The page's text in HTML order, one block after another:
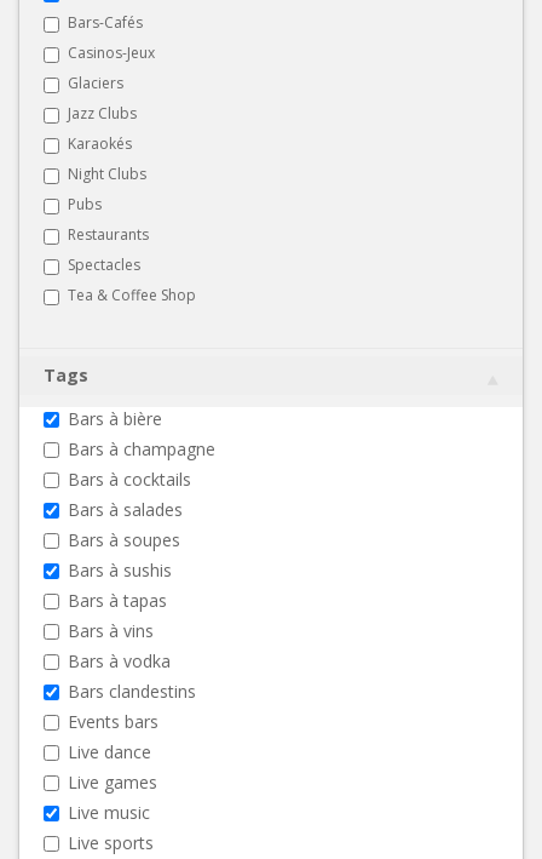
Bars-Cafés
Casinos-Jeux
Glaciers
Jazz Clubs
Karaokés
Night Clubs
Pubs
Restaurants
Spectacles
Tea & Coffee Shop
Tags
Bars à bière
Bars à champagne
Bars à cocktails
Bars à salades
Bars à soupes
Bars à sushis
Bars à tapas
Bars à vins
Bars à vodka
Bars clandestins
Events bars
Live dance
Live games
Live music
Live sports